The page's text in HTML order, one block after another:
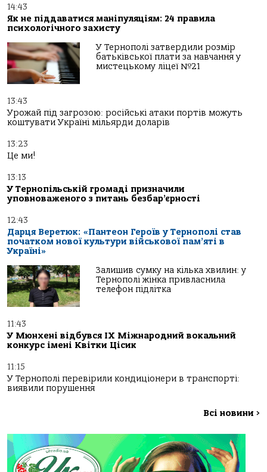
14:43
Як не піддаватися маніпуляціям: 24 правила
психологічного захисту
У Тернополі затвердили розмір
батьківської плати за навчання у
мистецькому ліцеї №21
13:43
Урожай під загрозою: російські атаки портів можуть
коштувати Україні мільярди доларів
13:23
Це ми!
13:13
У Тернопільській громаді призначили
уповноваженого з питань безбар’єрності
12:43
Дарця Веретюк: «Пантеон Героїв у Тернополі став
початком нової культури військової пам’яті в
Україні»
Залишив сумку на кілька хвилин: у
Тернополі жінка привласнила
телефон підлітка
11:43
У Мюнхені відбувся IX Міжнародний вокальний
конкурс імені Квітки Цісик
11:15
У Тернополі перевірили кондиціонери в транспорті:
виявили порушення
Всі новини >